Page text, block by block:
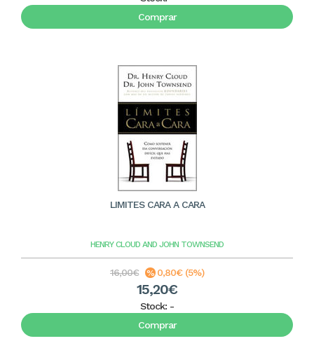
Comprar
LIMITES CARA A CARA
HENRY CLOUD AND JOHN TOWNSEND
16,00€ 0,80€ (5%)
15,20€
Stock: -
Comprar